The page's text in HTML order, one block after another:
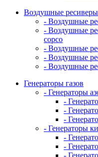
Воздушные ресиверы
- Воздушные
- Воздушные
copco
- Воздушные
- Воздушные
- Воздушные
Генераторы газов
- Генераторы
-
-
-
- Генераторы
-
-
-